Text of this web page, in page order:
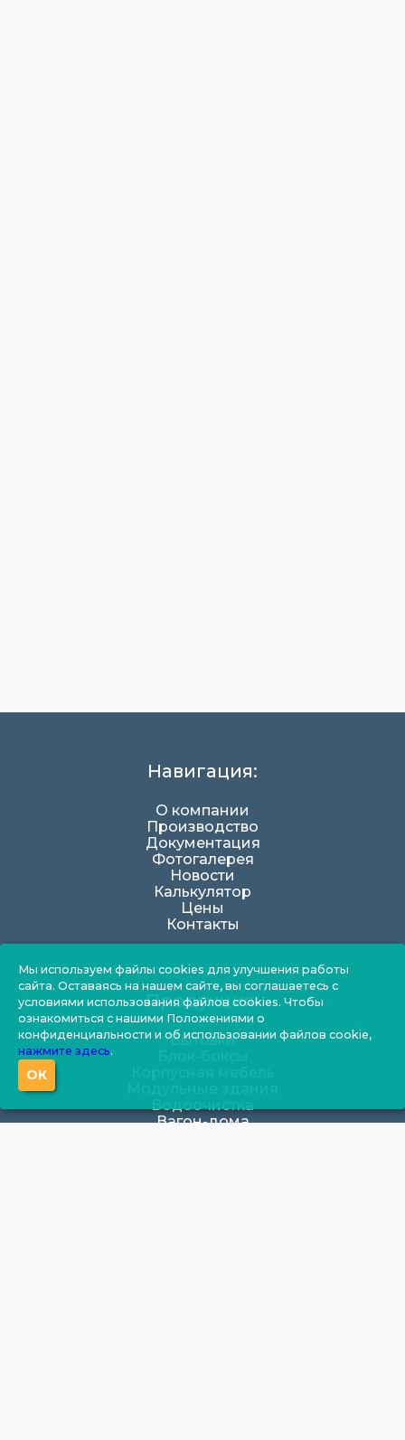
Навигация:
О компании
Производство
Документация
Фотогалерея
Новости
Калькулятор
Цены
Контакты
Продукция:
Бытовки
Водоочистка
Вагон-дома
Мы используем файлы cookies для улучшения работы
сайта. Оставаясь на нашем сайте, вы соглашаетесь с
условиями использования файлов cookies. Чтобы
ознакомиться с нашими Положениями о
конфиденциальности и об использовании файлов cookie,
нажмите здесь.
ОК